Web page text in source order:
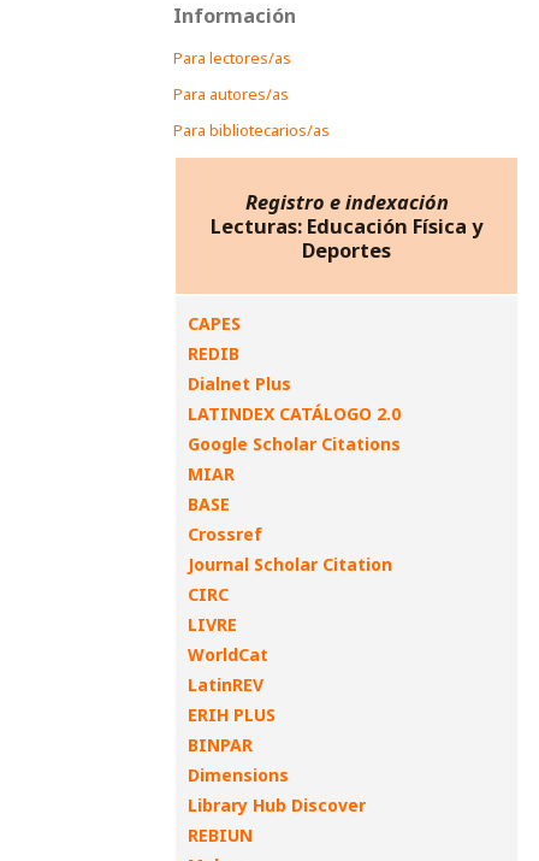
Información
Para lectores/as
Para autores/as
Para bibliotecarios/as
Registro e indexación
Lecturas: Educación Física y
Deportes
CAPES
REDIB
Dialnet Plus
LATINDEX CATÁLOGO 2.0
Google Scholar Citations
MIAR
BASE
Crossref
Journal Scholar Citation
CIRC
LIVRE
WorldCat
LatinREV
ERIH PLUS
BINPAR
Dimensions
Library Hub Discover
REBIUN